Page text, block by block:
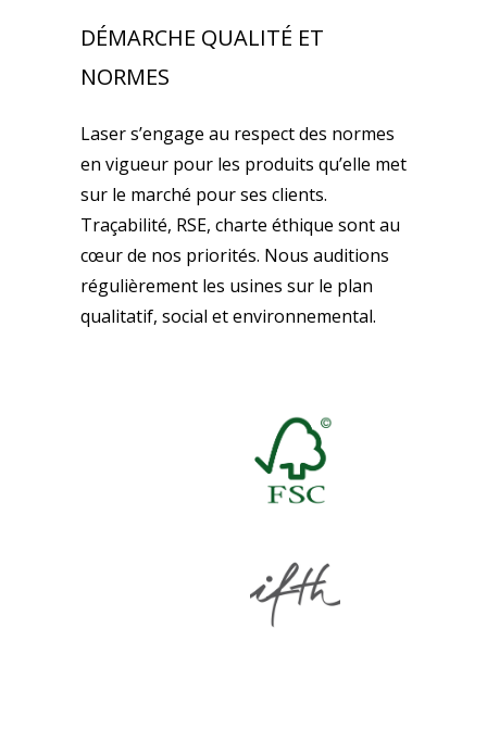
DÉMARCHE QUALITÉ ET
NORMES
Laser s’engage au respect des normes
en vigueur pour les produits qu’elle met
sur le marché pour ses clients.
Traçabilité, RSE, charte éthique sont au
cœur de nos priorités. Nous auditions
régulièrement les usines sur le plan
qualitatif, social et environnemental.